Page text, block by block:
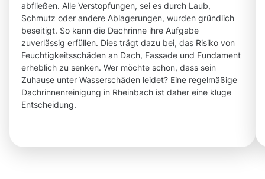
abfließen. Alle Verstopfungen, sei es durch Laub,
Schmutz oder andere Ablagerungen, wurden gründlich
beseitigt. So kann die Dachrinne ihre Aufgabe
zuverlässig erfüllen. Dies trägt dazu bei, das Risiko von
Feuchtigkeitsschäden an Dach, Fassade und Fundament
erheblich zu senken. Wer möchte schon, dass sein
Zuhause unter Wasserschäden leidet? Eine regelmäßige
Dachrinnenreinigung in Rheinbach ist daher eine kluge
Entscheidung.